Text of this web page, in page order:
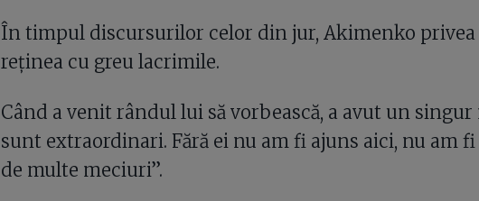
În timpul discursurilor celor din jur, Akimenko
reținea cu greu lacrimile.
Când a venit rândul lui să vorbească, a avut un singur
sunt extraordinari. Fără ei nu am fi ajuns aici, nu am
de multe meciuri”.